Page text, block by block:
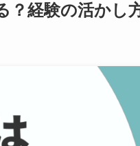
？経験の活かし